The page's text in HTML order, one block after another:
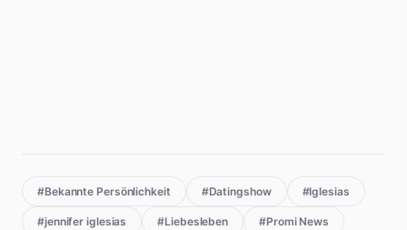
#Bekannte Persönlichkeit #Datingshow #Iglesias
#jennifer iglesias #Liebesleben #Promi News